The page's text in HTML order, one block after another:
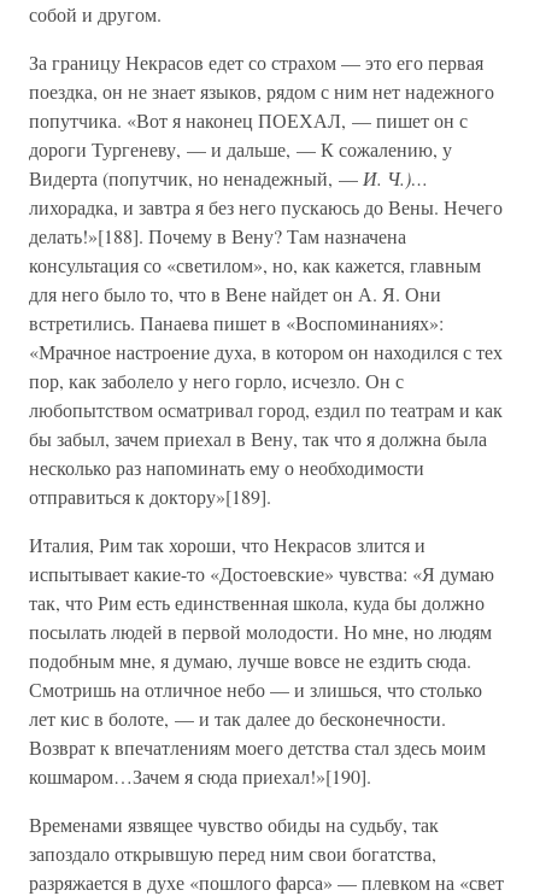
собой и другом.
За границу Некрасов едет со страхом — это его первая
поездка, он не знает языков, рядом с ним нет надежного
попутчика. «Вот я наконец ПОЕХАЛ, — пишет он с
дороги Тургеневу, — и дальше, — К сожалению, у
Видерта (попутчик, но ненадежный, — И. Ч.)…
лихорадка, и завтра я без него пускаюсь до Вены. Нечего
делать!»[188]. Почему в Вену? Там назначена
консультация со «светилом», но, как кажется, главным
для него было то, что в Вене найдет он А. Я. Они
встретились. Панаева пишет в «Воспоминаниях»:
«Мрачное настроение духа, в котором он находился с тех
пор, как заболело у него горло, исчезло. Он с
любопытством осматривал город, ездил по театрам и как
бы забыл, зачем приехал в Вену, так что я должна была
несколько раз напоминать ему о необходимости
отправиться к доктору»[189].
Италия, Рим так хороши, что Некрасов злится и
испытывает какие-то «Достоевские» чувства: «Я думаю
так, что Рим есть единственная школа, куда бы должно
посылать людей в первой молодости. Но мне, но людям
подобным мне, я думаю, лучше вовсе не ездить сюда.
Смотришь на отличное небо — и злишься, что столько
лет кис в болоте, — и так далее до бесконечности.
Возврат к впечатлениям моего детства стал здесь моим
кошмаром…Зачем я сюда приехал!»[190].
Временами язвящее чувство обиды на судьбу, так
запоздало открывшую перед ним свои богатства,
разряжается в духе «пошлого фарса» — плевком на «свет